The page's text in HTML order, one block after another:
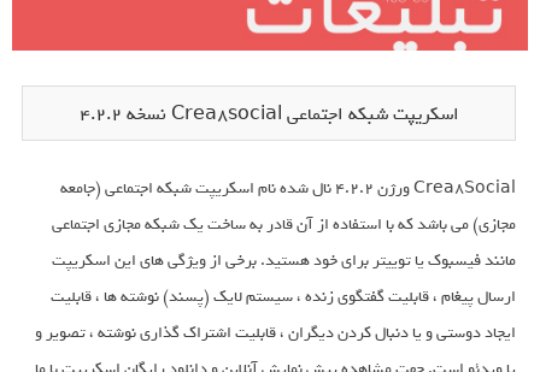
اسکریپت شبکه اجتماعی Crea8social نسخه 4.2.2
Crea8Social ورژن 4.2.2 نال شده نام اسکریپت شبکه اجتماعی (جامعه
مجازی) می باشد که با استفاده از آن قادر به ساخت یک شبکه مجازی اجتماعی
مانند فیسبوک یا توییتر برای خود هستید. برخی از ویژگی های این اسکریپت
ارسال پیغام ، قابلیت گفتگوی زنده ، سیستم لایک (پسند) نوشته ها ، قابلیت
ایجاد دوستی و یا دنبال کردن دیگران ، قابلیت اشتراک گذاری نوشته ، تصویر و